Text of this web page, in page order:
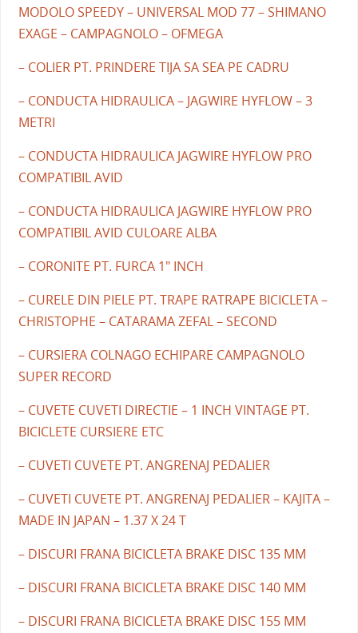
MODOLO SPEEDY – UNIVERSAL MOD 77 – SHIMANO
EXAGE – CAMPAGNOLO – OFMEGA
– COLIER PT. PRINDERE TIJA SA SEA PE CADRU
– CONDUCTA HIDRAULICA – JAGWIRE HYFLOW – 3
METRI
– CONDUCTA HIDRAULICA JAGWIRE HYFLOW PRO
COMPATIBIL AVID
– CONDUCTA HIDRAULICA JAGWIRE HYFLOW PRO
COMPATIBIL AVID CULOARE ALBA
– CORONITE PT. FURCA 1" INCH
– CURELE DIN PIELE PT. TRAPE RATRAPE BICICLETA –
CHRISTOPHE – CATARAMA ZEFAL – SECOND
– CURSIERA COLNAGO ECHIPARE CAMPAGNOLO
SUPER RECORD
– CUVETE CUVETI DIRECTIE – 1 INCH VINTAGE PT.
BICICLETE CURSIERE ETC
– CUVETI CUVETE PT. ANGRENAJ PEDALIER
– CUVETI CUVETE PT. ANGRENAJ PEDALIER – KAJITA –
MADE IN JAPAN – 1.37 X 24 T
– DISCURI FRANA BICICLETA BRAKE DISC 135 MM
– DISCURI FRANA BICICLETA BRAKE DISC 140 MM
– DISCURI FRANA BICICLETA BRAKE DISC 155 MM